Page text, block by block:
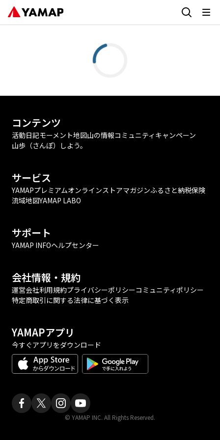
コンテンツ
活動日記モーメント地図山の情報コミュニティ キャンペーン
山歩（さんぽ）しよう。
サービス
YAMAPプレミアムオンラインストアマガジンふるさと納税保険
流域地図YAMAP LABO
サポート
YAMAP INFOヘルプセンター
会社情報・規約
運営会社利用規約プライバシーポリシーコミュニティポリシー
特定商取引に関する法律に基づく表示
YAMAPアプリ
今すぐアプリをダウンロード
© YAMAP INC. All Rights Reserved.